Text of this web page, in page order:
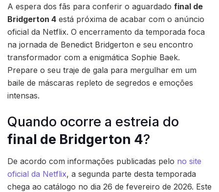
A espera dos fãs para conferir o aguardado final de
Bridgerton 4 está próxima de acabar com o anúncio
oficial da Netflix. O encerramento da temporada foca
na jornada de Benedict Bridgerton e seu encontro
transformador com a enigmática Sophie Baek.
Prepare o seu traje de gala para mergulhar em um
baile de máscaras repleto de segredos e emoções
intensas.
Quando ocorre a estreia do
final de Bridgerton 4?
De acordo com informações publicadas pelo no site
oficial da Netflix, a segunda parte desta temporada
chega ao catálogo no dia 26 de fevereiro de 2026. Este